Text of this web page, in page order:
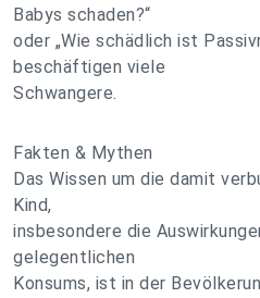
Babys schaden?“
oder „Wie schädlich ist
beschäftigen viele
Schwangere.
Fakten & Mythen
Das Wissen um die damit
Kind,
insbesondere die
gelegentlichen
Konsums, ist in der